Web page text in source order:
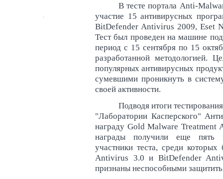
В тесте портала Anti-
участие 15 антивирусных
BitDefender Antivirus 2009, Eset
Тест был проведен на машине
период с 15 сентября по 15
разработанной методологией.
популярных антивирусных
сумевшими проникнуть в
своей активности.
Подводя итоги
"Лаборатории Касперского"
награду Gold Malware Treatment
награды получили еще пять
участники теста, среди
Antivirus 3.0 и BitDefender
признаны неспособными